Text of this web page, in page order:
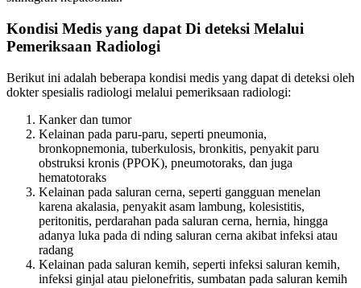
Kondisi Medis yang dapat Di deteksi Melalui
Pemeriksaan Radiologi
Berikut ini adalah beberapa kondisi medis yang dapat di deteksi oleh
dokter spesialis radiologi melalui pemeriksaan radiologi:
Kanker dan tumor
Kelainan pada paru-paru, seperti pneumonia,
bronkopnemonia, tuberkulosis, bronkitis, penyakit paru
obstruksi kronis (PPOK), pneumotoraks, dan juga
hematotoraks
Kelainan pada saluran cerna, seperti gangguan menelan
karena akalasia, penyakit asam lambung, kolesistitis,
peritonitis, perdarahan pada saluran cerna, hernia, hingga
adanya luka pada di nding saluran cerna akibat infeksi atau
radang
Kelainan pada saluran kemih, seperti infeksi saluran kemih,
infeksi ginjal atau pielonefritis, sumbatan pada saluran kemih